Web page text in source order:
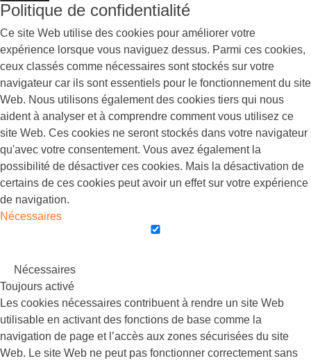
Politique de confidentialité
Ce site Web utilise des cookies pour améliorer votre
expérience lorsque vous naviguez dessus. Parmi ces cookies,
ceux classés comme nécessaires sont stockés sur votre
navigateur car ils sont essentiels pour le fonctionnement du site
Web. Nous utilisons également des cookies tiers qui nous
aident à analyser et à comprendre comment vous utilisez ce
site Web. Ces cookies ne seront stockés dans votre navigateur
qu'avec votre consentement. Vous avez également la
possibilité de désactiver ces cookies. Mais la désactivation de
certains de ces cookies peut avoir un effet sur votre expérience
de navigation.
Nécessaires
Nécessaires
Toujours activé
Les cookies nécessaires contribuent à rendre un site Web
utilisable en activant des fonctions de base comme la
navigation de page et l’accès aux zones sécurisées du site
Web. Le site Web ne peut pas fonctionner correctement sans